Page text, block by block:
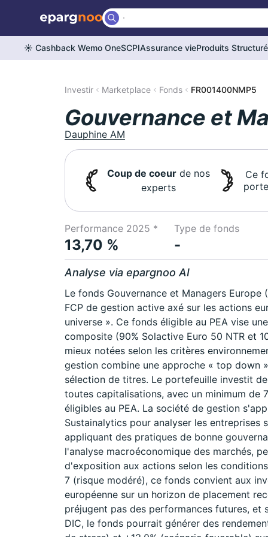
☀️ Cashback Wemo OneSCPIAssurance vieProduits
Investir Marketplace Fonds FR001400NMP5
Gouvernance et
Dauphine AM
Coup de coeurde nos
experts
Ce
Performance 2025 *
13,70 %
Type de fonds
-
Analyse via epargnoo AI
Le fonds Gouvernance et Managers Europe
FCP de gestion active axé sur les actions
universe ». Ce fonds éligible au PEA vise
composite (90% Solactive Euro 50 NTR et
mieux notées selon les critères
gestion combine une approche « top down
sélection de titres. Le portefeuille investit
toutes capitalisations, avec un minimum de
éligibles au PEA. La société de gestion
Sustainalytics pour analyser les entreprises
appliquant des pratiques de bonne
l'analyse macroéconomique des marchés,
d'exposition aux actions selon les
7 (risque modéré), ce fonds convient aux
européenne sur un horizon de placement
préjugent pas des performances futures,
DIC, le fonds pourrait générer des